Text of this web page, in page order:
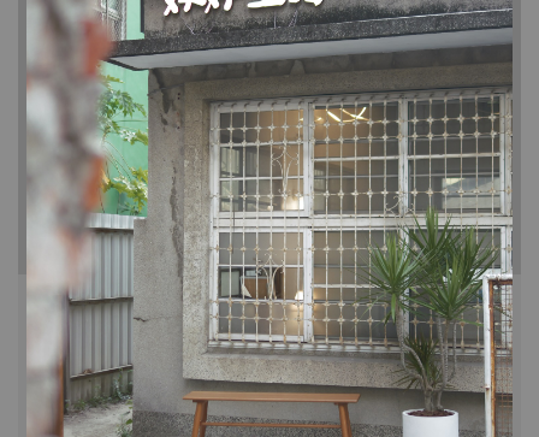
深度專訪｜每一塊皂的呈現都是獨一無
二的，就像我們的生活一樣，每一個經
歷都是最特別的。【SU VIDA私生活-
Su&V.】